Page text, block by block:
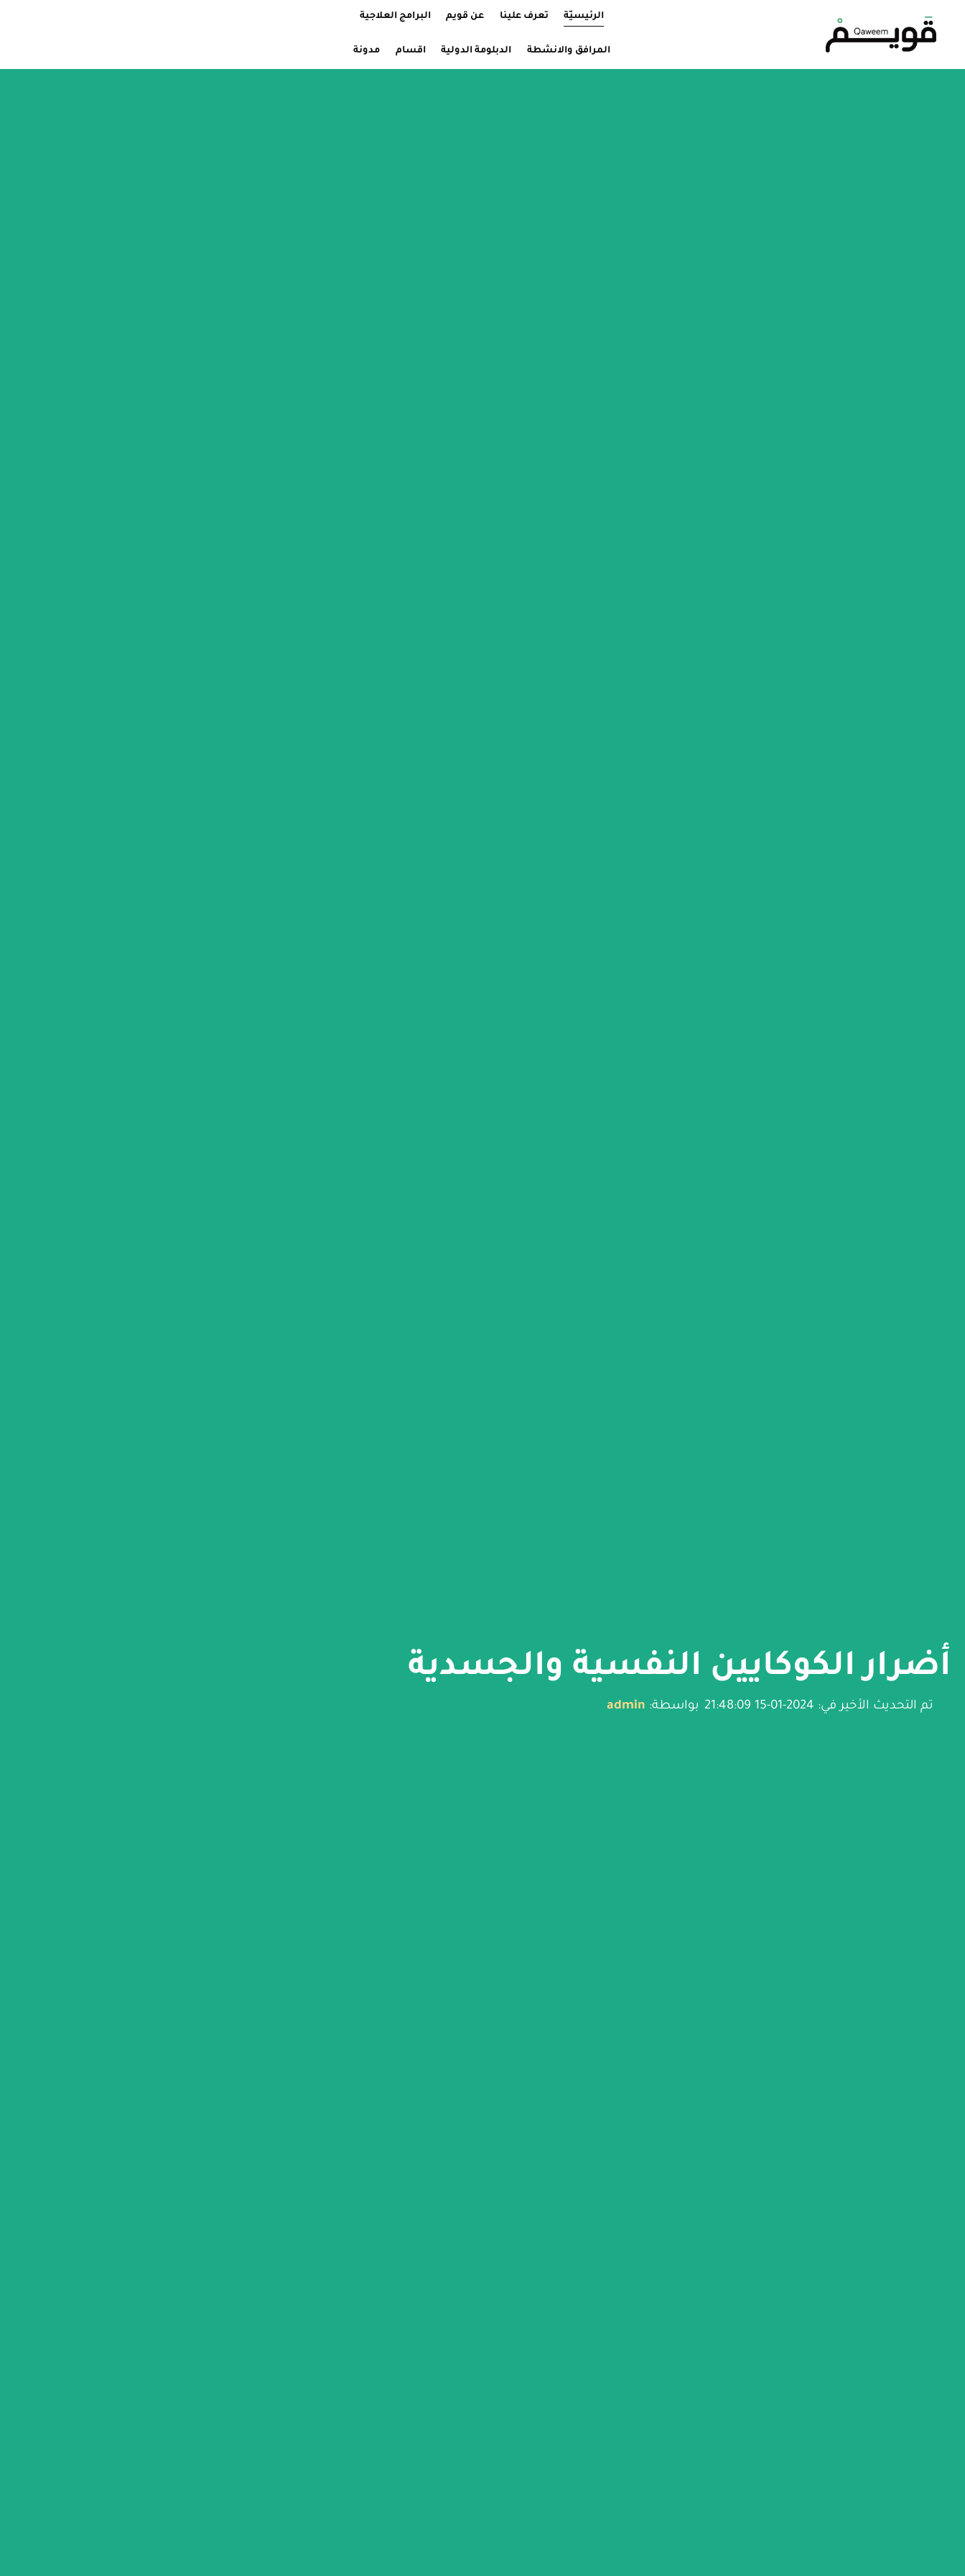
Current Page:
الرئيسيّة تعرف علينا عن قويم البرامج العلاجية
المرافق والانشطة الدبلومة الدولية اقسام مدونة
أضرار الكوكايين النفسية والجسدية
تم التحديث الأخير في: 2024-01-15 21:48:09 بواسطة: admin